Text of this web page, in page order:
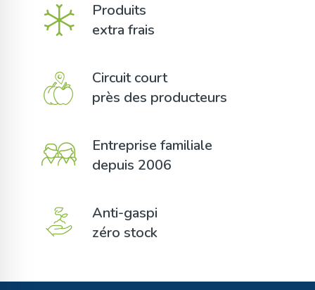
Produits
extra frais
Circuit court
près des producteurs
Entreprise familiale
depuis 2006
Anti-gaspi
zéro stock